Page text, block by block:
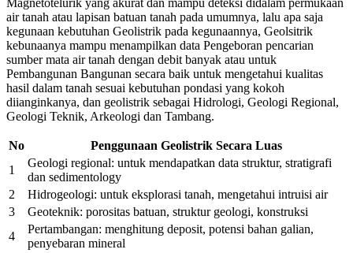
Magnetotelurik yang akurat dan mampu deteksi didalam permukaan
air tanah atau lapisan batuan tanah pada umumnya, lalu apa saja
kegunaan kebutuhan Geolistrik pada kegunaannya, Geolsitrik
kebunaanya mampu menampilkan data Pengeboran pencarian
sumber mata air tanah dengan debit banyak atau untuk
Pembangunan Bangunan secara baik untuk mengetahui kualitas
hasil dalam tanah sesuai kebutuhan pondasi yang kokoh
diianginkanya, dan geolistrik sebagai Hidrologi, Geologi Regional,
Geologi Teknik, Arkeologi dan Tambang.
No
Penggunaan Geolistrik Secara Luas
1
Geologi regional: untuk mendapatkan data struktur, stratigrafi
dan sedimentology
2
Hidrogeologi: untuk eksplorasi tanah, mengetahui intruisi air
3
Geoteknik: porositas batuan, struktur geologi, konstruksi
4
Pertambangan: menghitung deposit, potensi bahan galian,
penyebaran mineral